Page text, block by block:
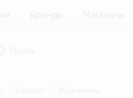
Бренды Магазины